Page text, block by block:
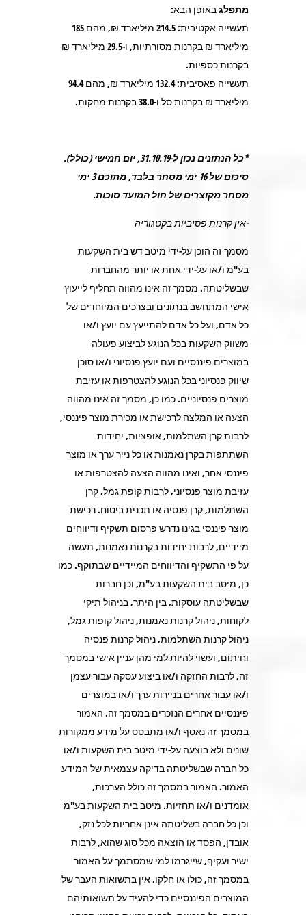
מתפלגבאופן הבא:
תעשייה אקטיבית:
מיליארד ₪, מהם
מיליארד ₪ בקרנות מסורתיות, ו-29.5 מיליארד ₪
בקרנות כספיות.
תעשייה פאסיבית:132.4 מיליארד ₪, מהם94.4
מיליארד ₪ בקרנות סל ו-38.0בקרנות מחקות.
*כל הנתונים נכון ל-31.10.19, יום חמישי (כולל)
.
סיכום של 16 ימי מסחר בלבד, מתוכם 3 ימי
מסחר מקוצרים של חול המועד סוכות.
-אין קרנות פסיביות בקטגוריה
מסמך זה הוכן על-ידי מיטב דש בית השקעות
בע"מ ו/או על-ידי אחת או יותר מהחברות
שבשליטתה. מסמך זה אינו מהווה תחליף לייעוץ
אישי המתחשב בנתונים ובצרכים המיוחדים של
כל אדם, ועל כל אדם להתייעץ עם יועץ ו/או
משווק השקעות בכל הנוגע לביצוע פעולה
במוצרים פיננסיים ועם יועץ פנסיוני ו/או סוכן
שיווק פנסיוני בכל הנוגע להצטרפות או עזיבת
מוצרים פנסיוניים. כמו כן, מסמך זה אינו מהווה
הצעה או המלצה לרכישת או מכירת מוצר פיננסי,
לרבות קרן השתלמות, אופציות, יחידות
השתתפות בקרן נאמנות או כל נייר ערך או מוצר
פיננסי אחר, ואינו מהווה הצעה להצטרפות או
עזיבת מוצר פנסיוני, לרבות קופת גמל, קרן
השתלמות, קרן פנסיה או תכנית ביטוח. רכישת
מוצר פיננסי בגינו נדרש פרסום תשקיף ודיווחים
מיידיים, לרבות יחידות בקרנות נאמנות, תעשה
על פי התשקיף והדיווחים המיידיים שבתוקף. כמו
כן, מיטב בית השקעות בע"מ, וכן חברות
שבשליטתה עוסקות, בין היתר, בניהול תיקי
לקוחות, ניהול קרנות נאמנות, ניהול קופות גמל,
ניהול קרנות השתלמות, ניהול קרנות פנסיה
וחיתום, ועשוי להיות למי מהן עניין אישי במסמך
זה, לרבות החזקה ו/או ביצוע עסקה עבור עצמן
ו/או עבור אחרים בניירות ערך ו/או במוצרים
פיננסיים אחרים הנזכרים במסמך זה. האמור
במסמך זה נאסף ו/או מתבסס על מידע ממקורות
שונים ולא בוצעה על-ידי מיטב בית השקעות ו/או
כל חברה שבשליטתה בדיקה עצמאית של המידע
האמור. האמור במסמך זה כולל הערכות,
אומדנים ו/או תחזיות. מיטב בית השקעות בע"מ
וכן כל חברה בשליטתה אינן אחריות לכל נזק,
אובדן, הפסד או הוצאה מכל סוג שהוא, לרבות
ישיר ועקיף, שייגרמו למי שמסתמך על האמור
במסמך זה, כולו או חלקו. אין בתשואות העבר של
המוצרים הפיננסיים כדי להעיד על תשואותיהם